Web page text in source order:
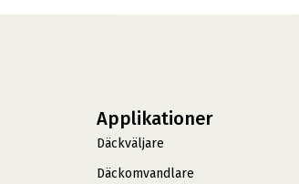
Applikationer
Däckväljare
Däckomvandlare